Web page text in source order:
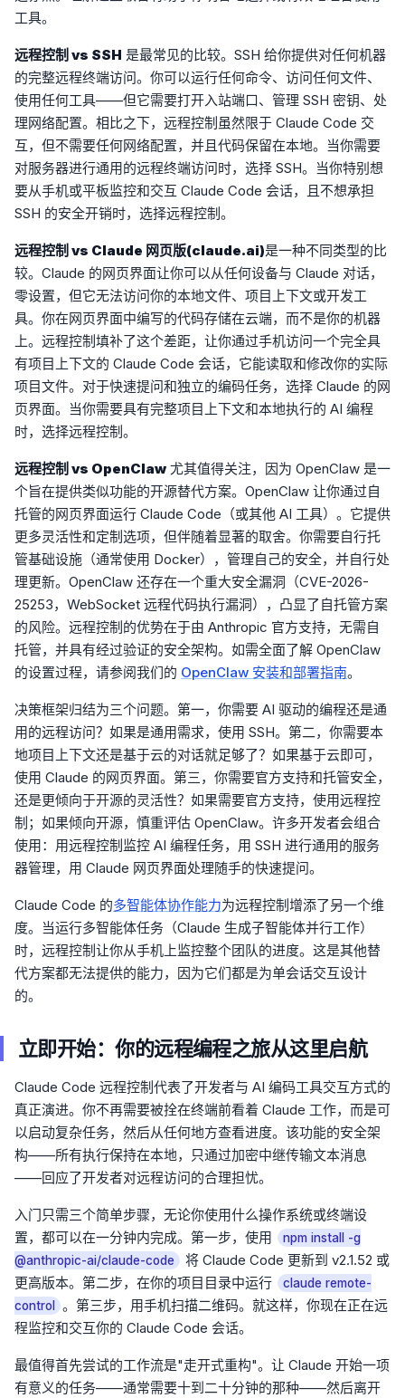
工具。
远程控制 vs SSH 是最常见的比较。SSH 给你提供对任何机器
的完整远程终端访问。你可以运行任何命令、访问任何文件、
使用任何工具——但它需要打开入站端口、管理 SSH 密钥、处
理网络配置。相比之下，远程控制虽然限于 Claude Code 交
互，但不需要任何网络配置，并且代码保留在本地。当你需要
对服务器进行通用的远程终端访问时，选择 SSH。当你特别想
要从手机或平板监控和交互 Claude Code 会话，且不想承担
SSH 的安全开销时，选择远程控制。
远程控制 vs Claude 网页版(claude.ai)是一种不同类型的比
较。Claude 的网页界面让你可以从任何设备与 Claude 对话，
零设置，但它无法访问你的本地文件、项目上下文或开发工
具。你在网页界面中编写的代码存储在云端，而不是你的机器
上。远程控制填补了这个差距，让你通过手机访问一个完全具
有项目上下文的 Claude Code 会话，它能读取和修改你的实际
项目文件。对于快速提问和独立的编码任务，选择 Claude 的网
页界面。当你需要具有完整项目上下文和本地执行的 AI 编程
时，选择远程控制。
远程控制 vs OpenClaw 尤其值得关注，因为 OpenClaw 是一
个旨在提供类似功能的开源替代方案。OpenClaw 让你通过自
托管的网页界面运行 Claude Code（或其他 AI 工具）。它提供
更多灵活性和定制选项，但伴随着显著的取舍。你需要自行托
管基础设施（通常使用 Docker），管理自己的安全，并自行处
理更新。OpenClaw 还存在一个重大安全漏洞（CVE-2026-
25253，WebSocket 远程代码执行漏洞），凸显了自托管方案
的风险。远程控制的优势在于由 Anthropic 官方支持，无需自
托管，并具有经过验证的安全架构。如需全面了解 OpenClaw
的设置过程，请参阅我们的 OpenClaw 安装和部署指南。
决策框架归结为三个问题。第一，你需要 AI 驱动的编程还是通
用的远程访问？如果是通用需求，使用 SSH。第二，你需要本
地项目上下文还是基于云的对话就足够了？如果基于云即可，
使用 Claude 的网页界面。第三，你需要官方支持和托管安全，
还是更倾向于开源的灵活性？如果需要官方支持，使用远程控
制；如果倾向开源，慎重评估 OpenClaw。许多开发者会组合
使用：用远程控制监控 AI 编程任务，用 SSH 进行通用的服务
器管理，用 Claude 网页界面处理随手的快速提问。
Claude Code 的多智能体协作能力为远程控制增添了另一个维
度。当运行多智能体任务（Claude 生成子智能体并行工作）
时，远程控制让你从手机上监控整个团队的进度。这是其他替
代方案都无法提供的能力，因为它们都是为单会话交互设计
的。
立即开始：你的远程编程之旅从这里启航
Claude Code 远程控制代表了开发者与 AI 编码工具交互方式的
真正演进。你不再需要被拴在终端前看着 Claude 工作，而是可
以启动复杂任务，然后从任何地方查看进度。该功能的安全架
构——所有执行保持在本地，只通过加密中继传输文本消息
——回应了开发者对远程访问的合理担忧。
入门只需三个简单步骤，无论你使用什么操作系统或终端设
置，都可以在一分钟内完成。第一步，使用
npm install -g
@anthropic-ai/claude-code
将 Claude Code 更新到 v2.1.52 或
更高版本。第二步，在你的项目目录中运行
claude remote-
control
。第三步，用手机扫描二维码。就这样，你现在正在远
程监控和交互你的 Claude Code 会话。
最值得首先尝试的工作流是"走开式重构"。让 Claude 开始一项
有意义的任务——通常需要十到二十分钟的那种——然后离开